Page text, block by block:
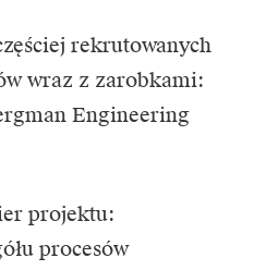
rekrutowanych
wraz z zarobkami:
Engineering
projektu:
procesów